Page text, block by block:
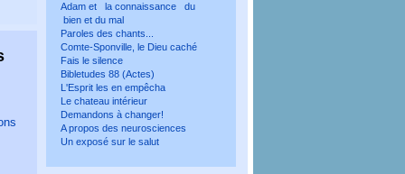
Adam et la connaissance du
bien et du mal
Paroles des chants...
Comte-Sponville, le Dieu caché
Fais le silence
Bibletudes 88 (Actes)
L'Esprit les en empêcha
Le chateau intérieur
Demandons à changer!
A propos des neurosciences
Un exposé sur le salut